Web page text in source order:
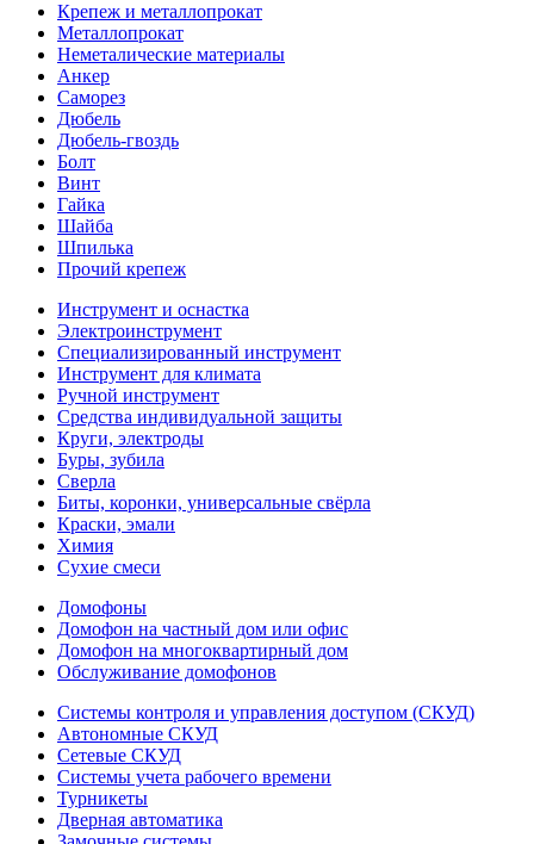
Крепеж и металлопрокат
Металлопрокат
Неметалические материалы
Анкер
Саморез
Дюбель
Дюбель-гвоздь
Болт
Винт
Гайка
Шайба
Шпилька
Прочий крепеж
Инструмент и оснастка
Электроинструмент
Специализированный инструмент
Инструмент для климата
Ручной инструмент
Средства индивидуальной защиты
Круги, электроды
Буры, зубила
Сверла
Биты, коронки, универсальные свёрла
Краски, эмали
Химия
Сухие смеси
Домофоны
Домофон на частный дом или офис
Домофон на многоквартирный дом
Обслуживание домофонов
Системы контроля и управления доступом (СКУД)
Автономные СКУД
Сетевые СКУД
Системы учета рабочего времени
Турникеты
Дверная автоматика